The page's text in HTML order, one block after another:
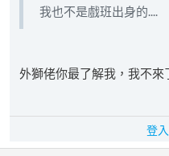
我也不是戲班出身的....
外獅佬你最了解我，我不來
登